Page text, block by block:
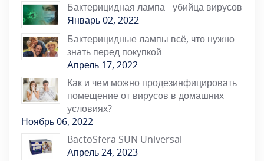
Бактерицидная лампа - убийца вирусов
Январь 02, 2022
Бактерицидные лампы всё, что нужно
знать перед покупкой
Апрель 17, 2022
Как и чем можно продезинфицировать
помещение от вирусов в домашних
условиях?
Ноябрь 06, 2022
BactoSfera SUN Universal
Апрель 24, 2023